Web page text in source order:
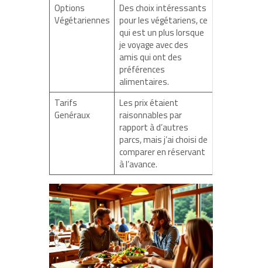
Options
Végétariennes
Des choix intéressants
pour les végétariens, ce
qui est un plus lorsque
je voyage avec des
amis qui ont des
préférences
alimentaires.
Tarifs
Genéraux
Les prix étaient
raisonnables par
rapport à d’autres
parcs, mais j’ai choisi de
comparer en réservant
à l’avance.